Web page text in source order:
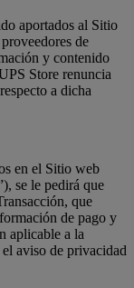
aportados al Sitio
de
y contenido
Store renuncia
a dicha
en el Sitio web
se le pedirá que
que
de pago y
aplicable a la
el aviso de privacidad